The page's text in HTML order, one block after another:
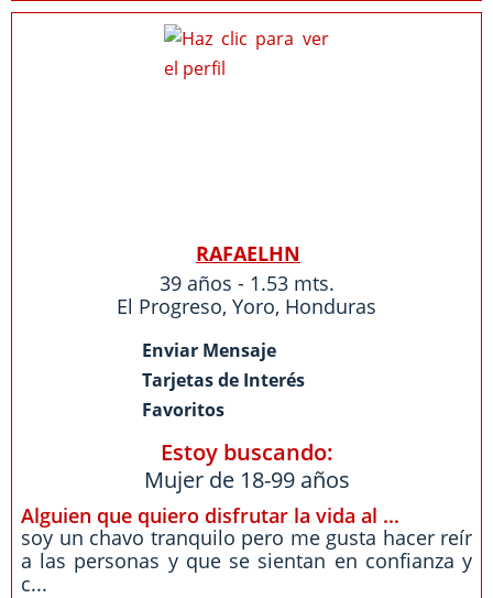
RAFAELHN
39 años - 1.53 mts.
El Progreso, Yoro, Honduras
Enviar Mensaje
Tarjetas de Interés
Favoritos
Estoy buscando:
Mujer de 18-99 años
Alguien que quiero disfrutar la vida al ...
soy un chavo tranquilo pero me gusta hacer reír
a las personas y que se sientan en confianza y
c...